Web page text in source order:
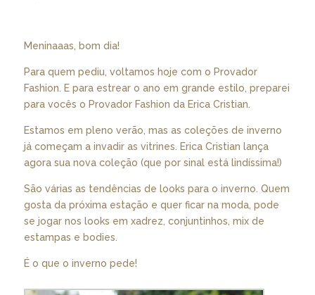
Meninaaas, bom dia!
Para quem pediu, voltamos hoje com o Provador
Fashion. E para estrear o ano em grande estilo, preparei
para vocês o Provador Fashion da Erica Cristian.
Estamos em pleno verão, mas as coleções de inverno
já começam a invadir as vitrines. Erica Cristian lança
agora sua nova coleção (que por sinal está lindíssima!)
São várias as tendências de looks para o inverno. Quem
gosta da próxima estação e quer ficar na moda, pode
se jogar nos looks em xadrez, conjuntinhos, mix de
estampas e bodies.
É o que o inverno pede!